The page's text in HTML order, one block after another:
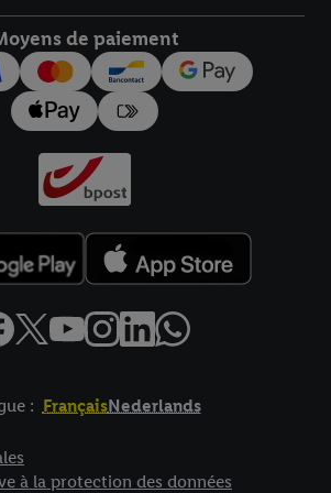
de paiement
: FrançaisNederlands
à la protection des données
déclaration relative à la protection des
les impressions ici.